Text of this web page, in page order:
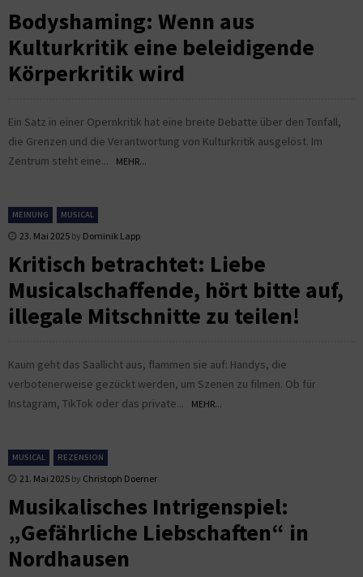
Bodyshaming: Wenn aus
Kulturkritik eine beleidigende
Körperkritik wird
Ein Satz in einer Opernkritik hat eine breite Debatte über den Tonfall,
die Grenzen und die Verantwortung von Kulturkritik ausgelöst. Im
Zentrum steht eine...
MEHR...
MEINUNG MUSICAL
23. Mai 2025 by Dominik Lapp
Kritisch betrachtet: Liebe
Musicalschaffende, hört bitte auf,
illegale Mitschnitte zu teilen!
Kaum geht das Saallicht aus, flammen sie auf: Handys, die
verbotenerweise gezückt werden, um Szenen zu filmen. Ob für
Instagram, TikTok oder das private...
MEHR...
MUSICAL REZENSION
21. Mai 2025 by Christoph Doerner
Musikalisches Intrigenspiel:
„Gefährliche Liebschaften“ in
Nordhausen